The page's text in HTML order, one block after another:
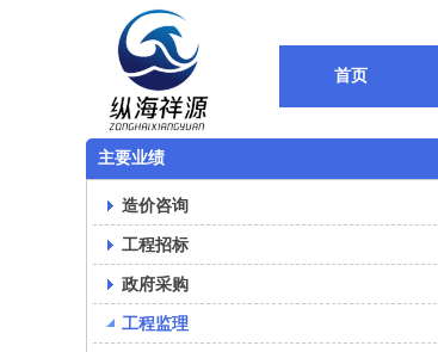
首页
主要业绩
造价咨询
工程招标
政府采购
工程监理